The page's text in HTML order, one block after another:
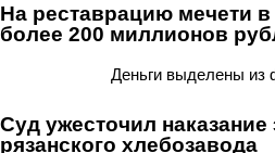
На реставрацию мечети
более 200 миллионов
Деньги выделены из
Суд ужесточил наказание
рязанского хлебозавода